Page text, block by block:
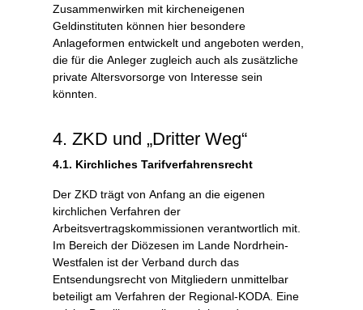
Zusammenwirken mit kircheneigenen
Geldinstituten können hier besondere
Anlageformen entwickelt und angeboten werden,
die für die Anleger zugleich auch als zusätzliche
private Altersvorsorge von Interesse sein
könnten.
4. ZKD und „Dritter Weg“
4.1. Kirchliches Tarifverfahrensrecht
Der ZKD trägt von Anfang an die eigenen
kirchlichen Verfahren der
Arbeitsvertragskommissionen verantwortlich mit.
Im Bereich der Diözesen im Lande Nordrhein-
Westfalen ist der Verband durch das
Entsendungsrecht von Mitgliedern unmittelbar
beteiligt am Verfahren der Regional-KODA. Eine